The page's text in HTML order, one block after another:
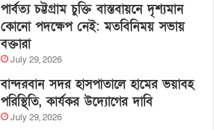
পার্বত্য চট্টগ্রাম চুক্তি বাস্তবায়নে দৃশ্যমান
কোনো পদক্ষেপ নেই: মতবিনিময় সভায়
বক্তারা
July 29, 2026
বান্দরবান সদর হাসপাতালে হামের ভয়াবহ
পরিস্থিতি, কার্যকর উদ্যোগের দাবি
July 29, 2026